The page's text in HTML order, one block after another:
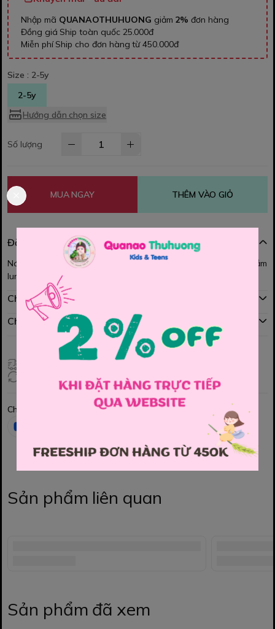
Nhập mã QUANAOTHUHUONG giảm 2% đơn hàng
Đồng giá Ship toàn quốc 25.000đ
Miễn phí Ship cho đơn hàng từ 450.000đ
Size : 2-5y
2-5y
Hướng dẫn chọn size
Số lượng
MUA NGAY THÊM VÀO GIỎ
Đặc điểm nổi bật
Nón cối cho bé iu mang đi học , đi chơi , hay đi biển đều xinh iu lắm
lun ạ.
Chính sách mua hàng
Chính sách đổi hàng
Đổi hàng 3 ngày (HCM), 7 ngày (Tỉnh)
Chia sẻ
Sản phẩm liên quan
Sản phẩm đã xem